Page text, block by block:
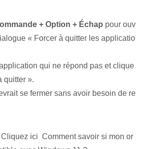
+ Option + Échap pour ouv
« Forcer à quitter les applicatio
qui ne répond pas et clique
quitter ».
se fermer sans avoir besoin de re
ici Comment savoir si mon or